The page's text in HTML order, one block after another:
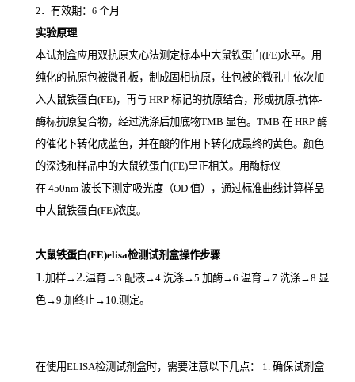
2．有效期： 6 个月
实验原理
本试剂盒应用双抗原夹心法测定标本中大鼠铁蛋白(FE)水平。用
纯化的抗原包被微孔板，制成固相抗原，往包被的微孔中依次加
入大鼠铁蛋白(FE)，再与 HRP 标记的抗原结合，形成抗原-抗体-
酶标抗原复合物，经过洗涤后加底物TMB 显色。 TMB 在 HRP 酶
的催化下转化成蓝色，并在酸的作用下转化成最终的黄色。颜色
的深浅和样品中的大鼠铁蛋白(FE)呈正相关。用酶标仪
在 450nm 波长下测定吸光度（OD 值），通过标准曲线计算样品
中大鼠铁蛋白(FE)浓度。
大鼠铁蛋白(FE)elisa检测试剂盒操作步骤
1.加样→ 2.温育→3.配液→4.洗涤→5.加酶→6.温育→7.洗涤→8.显
色→9.加终止→10.测定。
在使用ELISA检测试剂盒时，需要注意以下几点： 1. 确保试剂盒